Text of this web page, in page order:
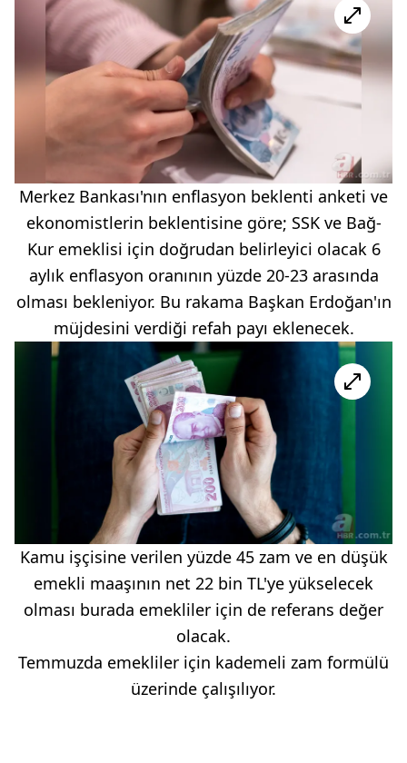
Merkez Bankası'nın enflasyon beklenti anketi ve
ekonomistlerin beklentisine göre; SSK ve Bağ-
Kur emeklisi için doğrudan belirleyici olacak 6
aylık enflasyon oranının yüzde 20-23 arasında
olması bekleniyor. Bu rakama Başkan Erdoğan'ın
müjdesini verdiği refah payı eklenecek.
Kamu işçisine verilen yüzde 45 zam ve en düşük
emekli maaşının net 22 bin TL'ye yükselecek
olması burada emekliler için de referans değer
olacak.
Temmuzda emekliler için kademeli zam formülü
üzerinde çalışılıyor.